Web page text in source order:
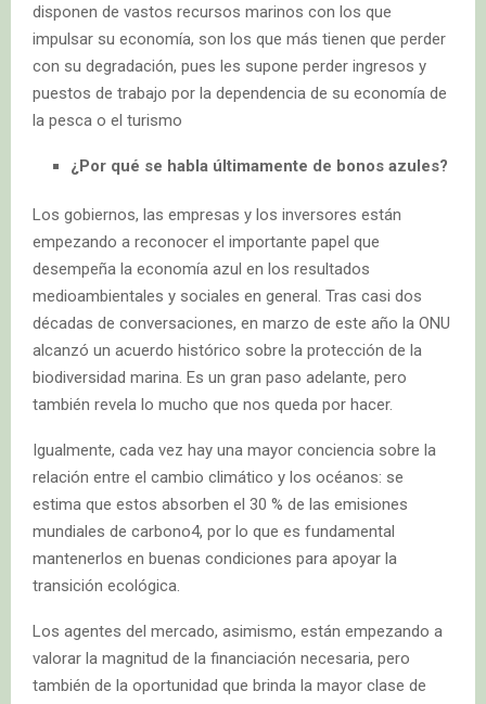
disponen de vastos recursos marinos con los que
impulsar su economía, son los que más tienen que perder
con su degradación, pues les supone perder ingresos y
puestos de trabajo por la dependencia de su economía de
la pesca o el turismo
¿Por qué se habla últimamente de bonos azules?
Los gobiernos, las empresas y los inversores están
empezando a reconocer el importante papel que
desempeña la economía azul en los resultados
medioambientales y sociales en general. Tras casi dos
décadas de conversaciones, en marzo de este año la ONU
alcanzó un acuerdo histórico sobre la protección de la
biodiversidad marina. Es un gran paso adelante, pero
también revela lo mucho que nos queda por hacer.
Igualmente, cada vez hay una mayor conciencia sobre la
relación entre el cambio climático y los océanos: se
estima que estos absorben el 30 % de las emisiones
mundiales de carbono4, por lo que es fundamental
mantenerlos en buenas condiciones para apoyar la
transición ecológica.
Los agentes del mercado, asimismo, están empezando a
valorar la magnitud de la financiación necesaria, pero
también de la oportunidad que brinda la mayor clase de